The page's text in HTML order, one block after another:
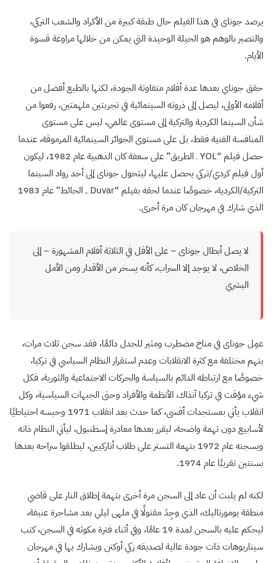
يرصد جوناى في هذا الفيلم حال طبقة كبيرة من الأكراد والشعب التركي،
والتصبر بالوهم هو الحيلة الوحيدة التي يمكن من خلالها مراوغة قسوة
الأيام.
حقق جوناي بعدها عدة أفلام متفاوتة الجودة، لكنها بالطبع أفضل من
أفلامه الأولى، ليصل إلى ذروته السينمائية في تجربتين ملهمتين، رفعوا من
شأن السينما الكردية والتركية إلى مستوى عالمي، ليس على مستوى
المنافسة الفنية فقط، بل على مستوى الجوائز السينمائية المرموقة، عندما
حصل فيلم “YOL ـ الطريق” على سعفة كان الذهبية عام 1982، ليكون
أول فيلم كردي/تركي يحصل عليها، ليتحول جوناى إلى أحد رواد السينما
التركية/الكردية، خصوصًا عندما لحقه بفيلم “Duvar ــ الحائط” عام 1983
الذي شارك في مهرجان كان مرة أخرى.
لا يصل أبطال جوناى – على الأقل في الثلاثة أفلام المشهورة – إلى
الخلاص، لا يوجد إلا السراب، كأنه يسخر من الأقدار ومن الأمل
البشري
عمِل جوناى في مناخ مضطرب ومثير للجدل دائمًا، فقد سجن ثلاث مرات،
بتهم مختلفة مع كثرة الانقلابات وعدم استقرار النظام السياسي في تركيا،
خصوصًا مع ارتباطه الدائم بالسياسة والحركات الاجتماعية والثورية، فكل
شيء مؤقت في تركيا آنذاك، الأنظمة والأفراد وحتى الجبهات السياسية، وكل
انقلاب يأتي بمستجدات أقسى، كما حدث بعد انقلاب 1971 وحبسه احتياطيًا
لأسابيع دون تهمة واضحة، ليقرر بعدها مغادرة إسطنبول، ليأتي النظام ذاته
ويسجنه عام 1972 بتهمة التستر على طلاب أناركيين، ليطلقوا سراحه بعدها
بسنتين تقريبًا عام 1974.
لكنه لم يلبث أن عاد إلى السجن مرة أخرى بتهمة إطلاق النار على قاضي
منطقة يومورتاليك، الذي وجِدَ مقتولًا في ملهى ليلي بعد مشاجرة عنيفة،
ليحكم عليه بالسجن لمدة 19 عامًا، وفي أثناء فترة مكوثه في السجن، كتب
سيناريوهات ذات جودة عالية لصديقه زكي أوكتن ويشارك بها في مهرجان